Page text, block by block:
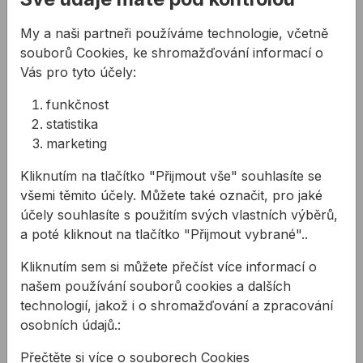
se stopkou Weldon, 19mm
Prémiové prstencové řezačky EVOLUTION
CYCLONE PREMIUM nejsou pokryty obvyklou
zárukou na produkt
životnost je dána tím, jak se používají ak vrtání
jakých materiálů se používají
Pevně ​​věříme, podloženo rozsáhlým testováním,
že budou poskytovat bezkonkurenční odolnost v
porovnání s jakýmikoli jinými jadernými vrtáky a v
nepravděpodobném případě, že byste s nimi
někdy narazili na nějaké problémy, kontaktujte
Použití:
určené pro jádrové vrtačky EVOLUTION
všechny typy stavebnictví
instalace na moři
My a naši partneři používáme technologie, včetně
souborů Cookies, ke shromažďování informací o
Vás pro tyto účely:
funkčnost
statistika
marketing
Kliknutím na tlačítko "Přijmout vše" souhlasíte se
všemi těmito účely. Můžete také označit, pro jaké
účely souhlasíte s použitím svých vlastních výběrů,
a poté kliknout na tlačítko "Přijmout vybrané"..
Kliknutím sem si můžete přečíst více informací o
našem používání souborů cookies a dalších
technologií, jakož i o shromažďování a zpracování
osobních údajů.:
Přečtěte si více o souborech Cookies